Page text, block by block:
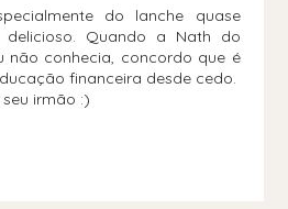
do lanche quase
delicioso. Quando a Nath do
não conhecia, concordo que é
financeira desde cedo.
irmão :)